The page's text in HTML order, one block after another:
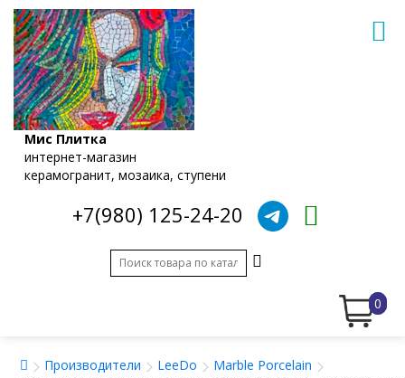
Мис Плитка
интернет-магазин
керамогранит, мозаика, ступени
+7(980) 125-24-20
0
Производители LeeDo
Marble Porcelain